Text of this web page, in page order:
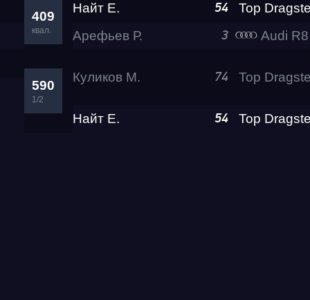
409
квал.
Найт Е. 54
Арефьев Р. 3 Audi R8
590
1/2
Куликов М. 74 Top
Найт Е. 54